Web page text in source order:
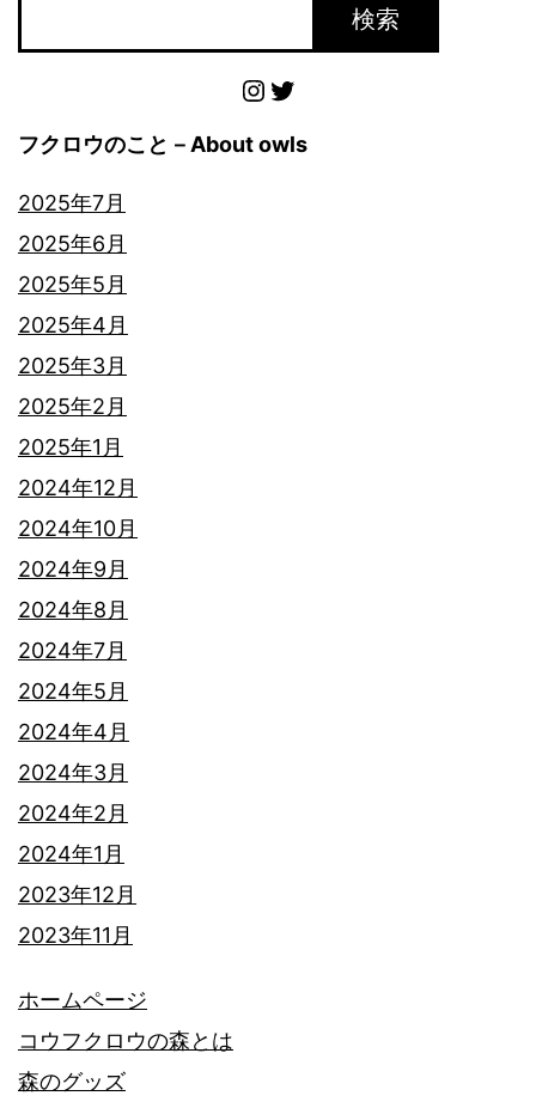
検索
Instagram
Twitter
フクロウのこと－About owls
2025年7月
2025年6月
2025年5月
2025年4月
2025年3月
2025年2月
2025年1月
2024年12月
2024年10月
2024年9月
2024年8月
2024年7月
2024年5月
2024年4月
2024年3月
2024年2月
2024年1月
2023年12月
2023年11月
ホームページ
コウフクロウの森とは
森のグッズ